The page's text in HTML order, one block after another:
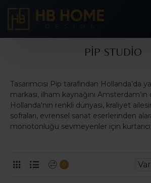
PIP STUDIO
Tasarımcısı Pip tarafından Hollanda’da
markası, ilham kaynağını
Hollanda‘nın renkli dünyası, kraliyet
sofraları, evrensel sanat eserlerinden
monotonluğu sevmeyenler için
0